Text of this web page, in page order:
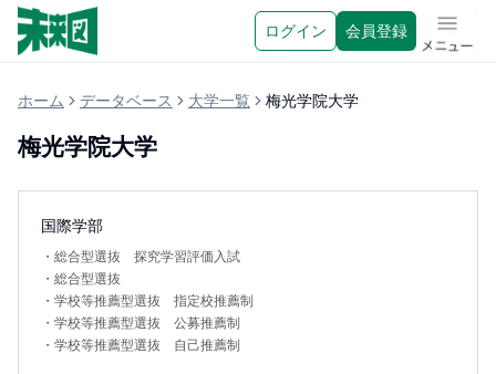
ログイン 会員登録 メニュ
ホーム データベース 大学一覧 梅光学院大学
梅光学院大学
国際学部
・ 総合型選抜 探究学習評価入試
・ 総合型選抜
・ 学校等推薦型選抜 指定校推薦制
・ 学校等推薦型選抜 公募推薦制
・ 学校等推薦型選抜 自己推薦制